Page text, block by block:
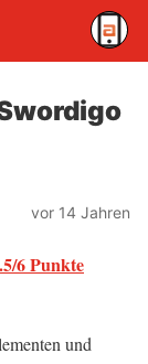
vor 14 Jahren
6 Punkte
und